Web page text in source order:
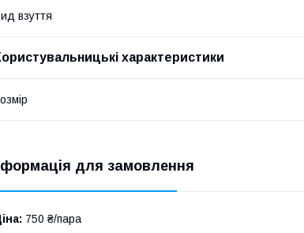
взуття
характеристики
для замовлення
750 ₴/пара